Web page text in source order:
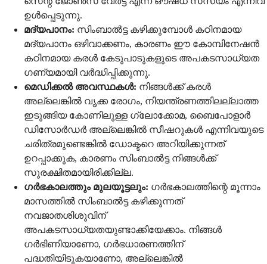
ഉൾപ്പെടുന്നു.
മദ്യപാനം: സിംബാൽട്ട കഴിക്കുമ്പോൾ കഠിനമായ
മദ്യപാനം ഒഴിവാക്കണം, കാരണം ഈ കോമ്പിനേഷൻ
കഠിനമായ കരൾ കേടുപാടുകളുടെ അപകടസാധ്യത
ഗണ്യമായി വർദ്ധിപ്പിക്കുന്നു.
മെഡിക്കൽ അവസ്ഥകൾ: നിങ്ങൾക്ക് കരൾ
അല്ലെങ്കിൽ വൃക്ക രോഗം, നിയന്ത്രണത്തിലല്ലാത്ത
ഇടുങ്ങിയ കോണിലുള്ള ഗ്ലോക്കോമ, ബൈപോളാർ
ഡിസോർഡർ അല്ലെങ്കിൽ സീഷറുകൾ എന്നിവയുടെ
ചരിത്രമുണ്ടെങ്കിൽ ഡോക്ടറെ അറിയിക്കുന്നത്
ഉറപ്പാക്കുക, കാരണം സിംബാൽട്ട നിങ്ങൾക്ക്
സുരക്ഷിതമായിരിക്കില്ല.
ഗർഭകാലത്തും മുലയൂട്ടലും: ഗർഭകാലത്തിന്റെ മൂന്നാം
മാസത്തിൽ സിംബാൽട്ട കഴിക്കുന്നത്
നവജാതശിശുവിന്
അപകടസാധ്യതയുണ്ടാക്കിയേക്കാം. നിങ്ങൾ
ഗർഭിണിയാണോ, ഗർഭധാരണത്തിന്
പദ്ധതിയിടുകയാണോ, അല്ലെങ്കിൽ